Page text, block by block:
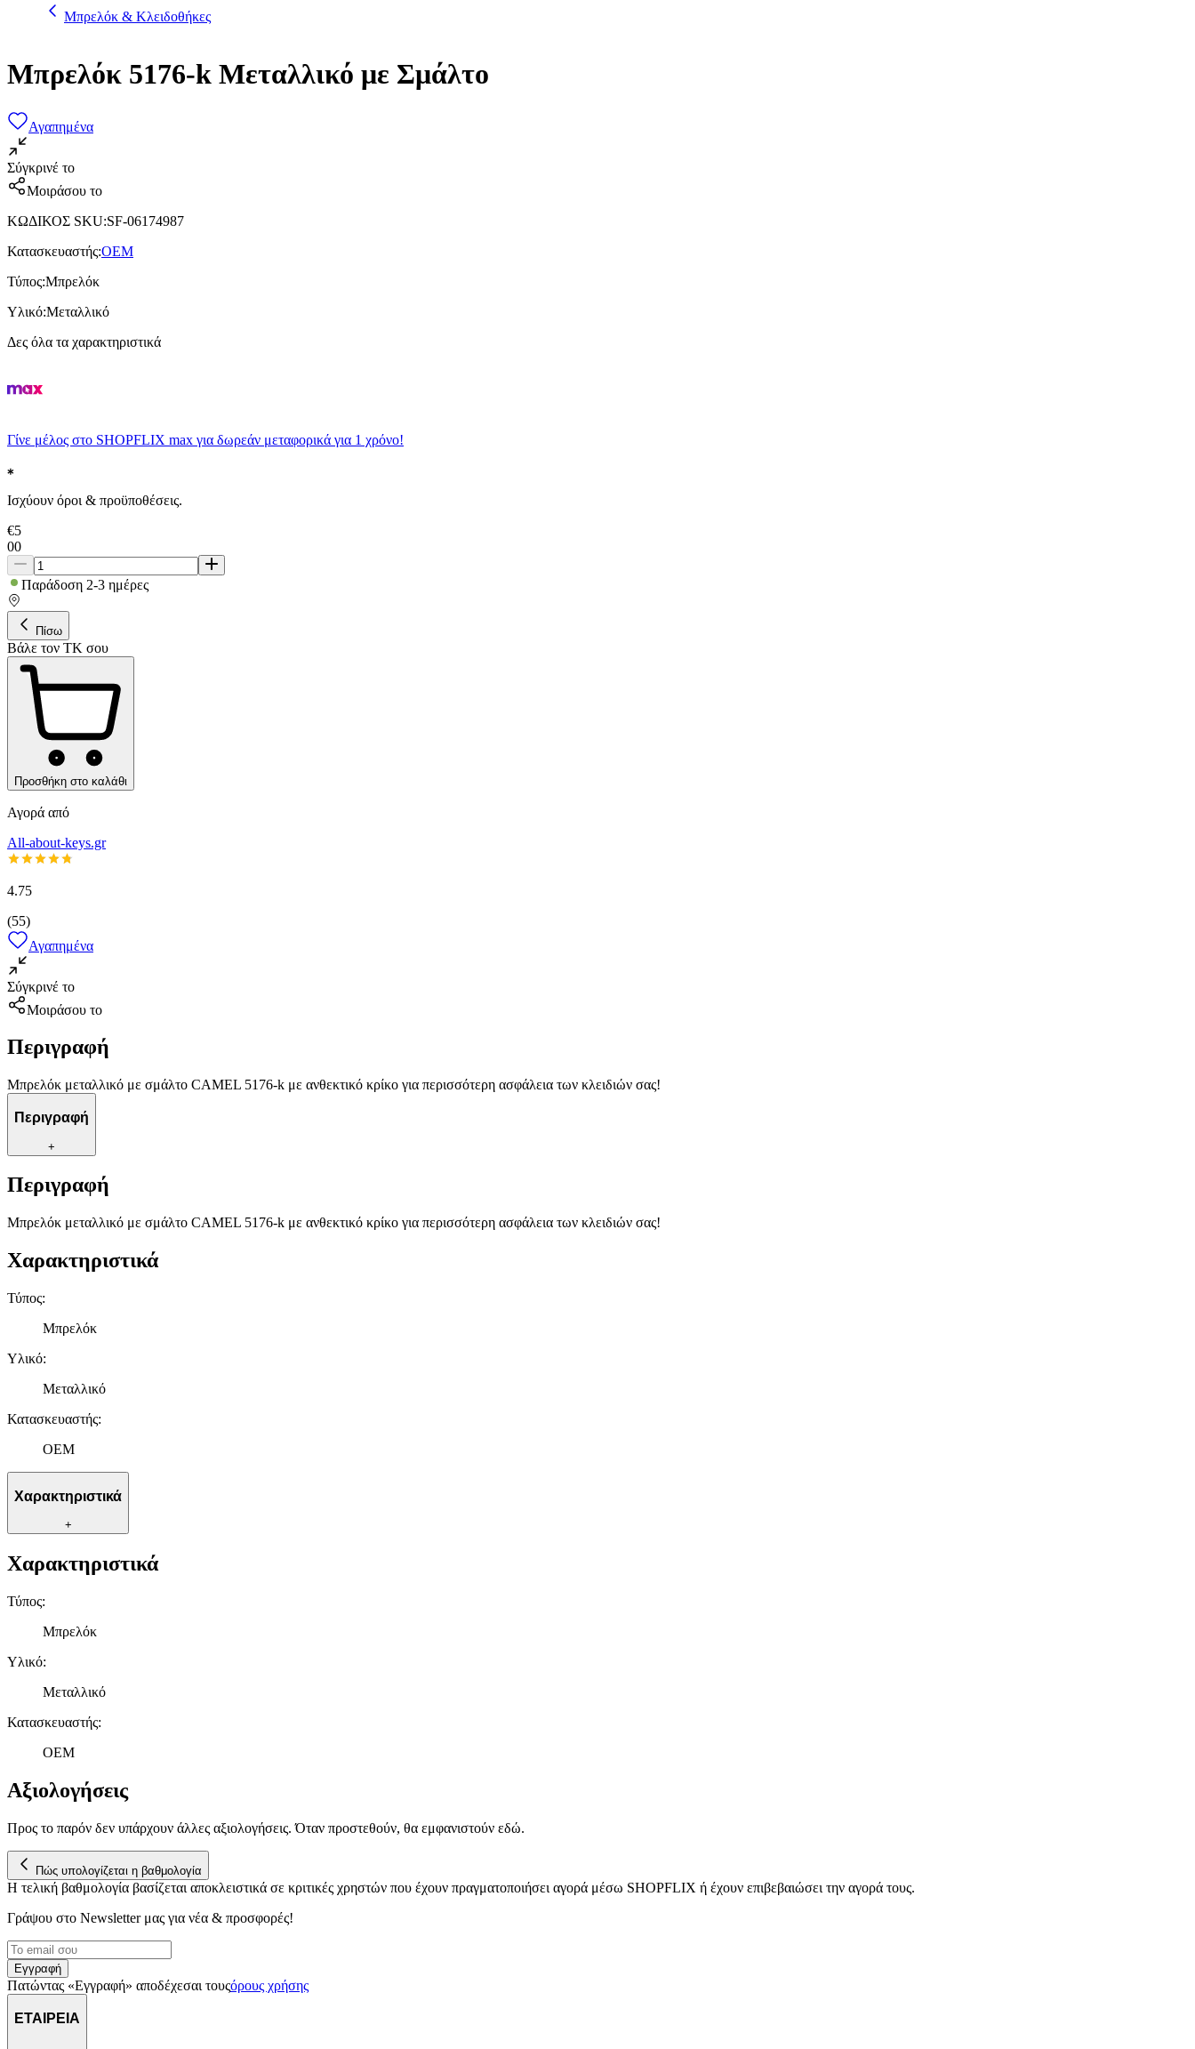
Μπρελόκ & Κλειδοθήκες
Μπρελόκ 5176-k Μεταλλικό με Σμάλτο
Αγαπημένα
Σύγκρινέ το
Μοιράσου το
ΚΩΔΙΚΟΣ SKU:SF-06174987
Κατασκευαστής:OEM
Τύπος:Μπρελόκ
Υλικό:Μεταλλικό
Δες όλα τα χαρακτηριστικά
Γίνε μέλος στο SHOPFLIX max για δωρεάν μεταφορικά για 1 χρόνο!
Ισχύουν όροι & προϋποθέσεις.
€5
00
Παράδοση 2-3 ημέρες
Πίσω
Βάλε τον ΤΚ σου
Προσθήκη στο καλάθι
Αγορά από
All-about-keys.gr
4.75
(55)
Αγαπημένα
Σύγκρινέ το
Μοιράσου το
Περιγραφή
Μπρελόκ μεταλλικό με σμάλτο CAMEL 5176-k με ανθεκτικό κρίκο για περισσότερη ασφάλεια των κλειδιών σας!
Περιγραφή
+
Περιγραφή
Μπρελόκ μεταλλικό με σμάλτο CAMEL 5176-k με ανθεκτικό κρίκο για περισσότερη ασφάλεια των κλειδιών σας!
Χαρακτηριστικά
Τύπος:
Μπρελόκ
Υλικό:
Μεταλλικό
Κατασκευαστής:
OEM
Χαρακτηριστικά
+
Χαρακτηριστικά
Τύπος:
Μπρελόκ
Υλικό:
Μεταλλικό
Κατασκευαστής:
OEM
Αξιολογήσεις
Προς το παρόν δεν υπάρχουν άλλες αξιολογήσεις. Όταν προστεθούν, θα εμφανιστούν εδώ.
Πώς υπολογίζεται η βαθμολογία
Η τελική βαθμολογία βασίζεται αποκλειστικά σε κριτικές χρηστών που έχουν πραγματοποιήσει αγορά μέσω SHOPFLIX ή έχουν επιβεβαιώσει την αγορά τους.
Γράψου στο Νewsletter μας για νέα & προσφορές!
Εγγραφή
Πατώντας «Εγγραφή» αποδέχεσαι τουςόρους χρήσης
ΕΤΑΙΡΕΙΑ